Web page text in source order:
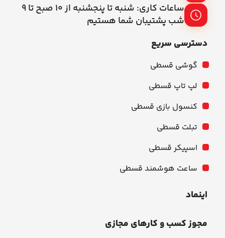
ساعات کاری: شنبه تا پنجشنبه از ۱۰ صبح تا ۹
شب پشتیبان شما هستیم
دسترسی سریع
گوشی قسطی
لپ تاپ قسطی
کنسول بازی قسطی
تبلت قسطی
اسپیکر قسطی
ساعت هوشمند قسطی
اینماد
مجوز کسب و کارهای مجازی